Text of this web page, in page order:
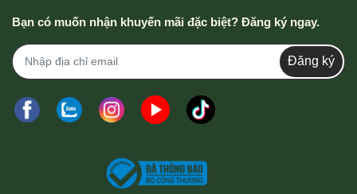
Bạn có muốn nhận khuyến mãi đặc biệt? Đăng ký ngay.
Đăng ký